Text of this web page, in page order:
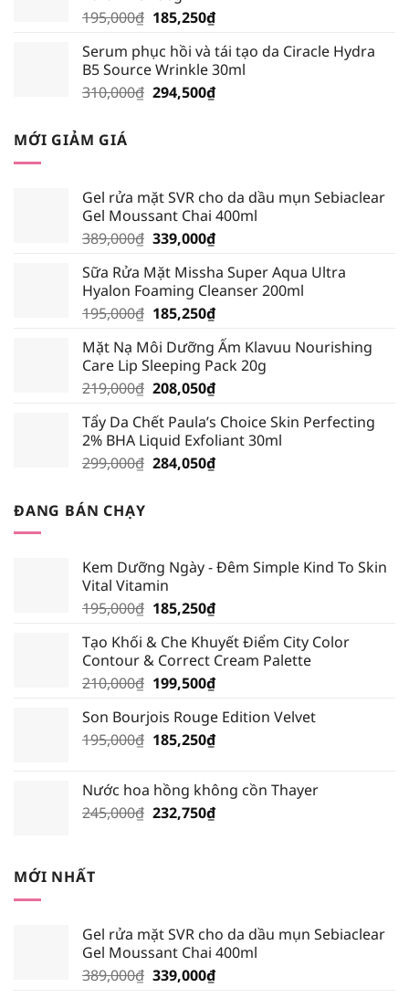
195,000₫ Giá
là:
195,000₫.
185,250₫Giá
tại
là:
185,250₫.
Serum phục hồi và tái tạo da Ciracle Hydra
B5 Source Wrinkle 30ml
310,000₫ Giá
294,500₫Giá
MỚI GIẢM GIÁ
Gel rửa mặt SVR cho da dầu mụn Sebiaclear
Gel Moussant Chai 400ml
389,000₫ Giá
là:
389,000₫.
339,000₫Giá
tại
là:
339,000₫.
Sữa Rửa Mặt Missha Super Aqua Ultra
Hyalon Foaming Cleanser 200ml
195,000₫ Giá
là:
195,000₫.
185,250₫Giá
tại
là:
185,250₫.
Mặt Nạ Môi Dưỡng Ẩm Klavuu Nourishing
Care Lip Sleeping Pack 20g
219,000₫ Giá
là:
219,000₫.
208,050₫Giá
tại
là:
208,050₫.
Tẩy Da Chết Paula’s Choice Skin Perfecting
2% BHA Liquid Exfoliant 30ml
299,000₫ Giá
284,050₫Giá
ĐANG BÁN CHẠY
Kem Dưỡng Ngày - Đêm Simple Kind To Skin
Vital Vitamin
195,000₫ Giá
là:
195,000₫.
185,250₫Giá
tại
là:
185,250₫.
Tạo Khối & Che Khuyết Điểm City Color
Contour & Correct Cream Palette
210,000₫ Giá
là:
210,000₫.
199,500₫Giá
tại
là:
Son Bourjois Rouge Edition Velvet
195,000₫ Giá
195,000₫.
185,250₫Giá
là:
185,250₫.
Nước hoa hồng không cồn Thayer
245,000₫ Giá
232,750₫Giá
MỚI NHẤT
Gel rửa mặt SVR cho da dầu mụn Sebiaclear
Gel Moussant Chai 400ml
389,000₫ Giá
339,000₫Giá